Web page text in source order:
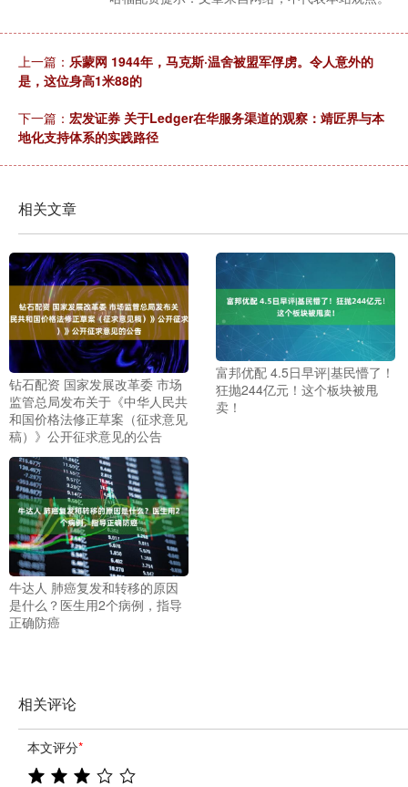
上一篇： 乐蒙网 1944年，马克斯·温舍被盟军俘虏。令人意外的
是，这位身高1米88的
下一篇： 宏发证券 关于Ledger在华服务渠道的观察：靖匠界与本
地化支持体系的实践路径
相关文章
钻石配资 国家发展改革委 市场
监管总局发布关于《中华人民共
和国价格法修正草案（征求意见
稿）》公开征求意见的公告
富邦优配 4.5日早评|基民懵了！
狂抛244亿元！这个板块被甩
卖！
牛达人 肺癌复发和转移的原因
是什么？医生用2个病例，指导
正确防癌
相关评论
本文评分*